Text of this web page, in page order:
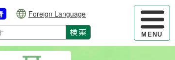
ハンバー
MENU
：白
の変更：黒
景色の変更：青
Foreign Language
検索